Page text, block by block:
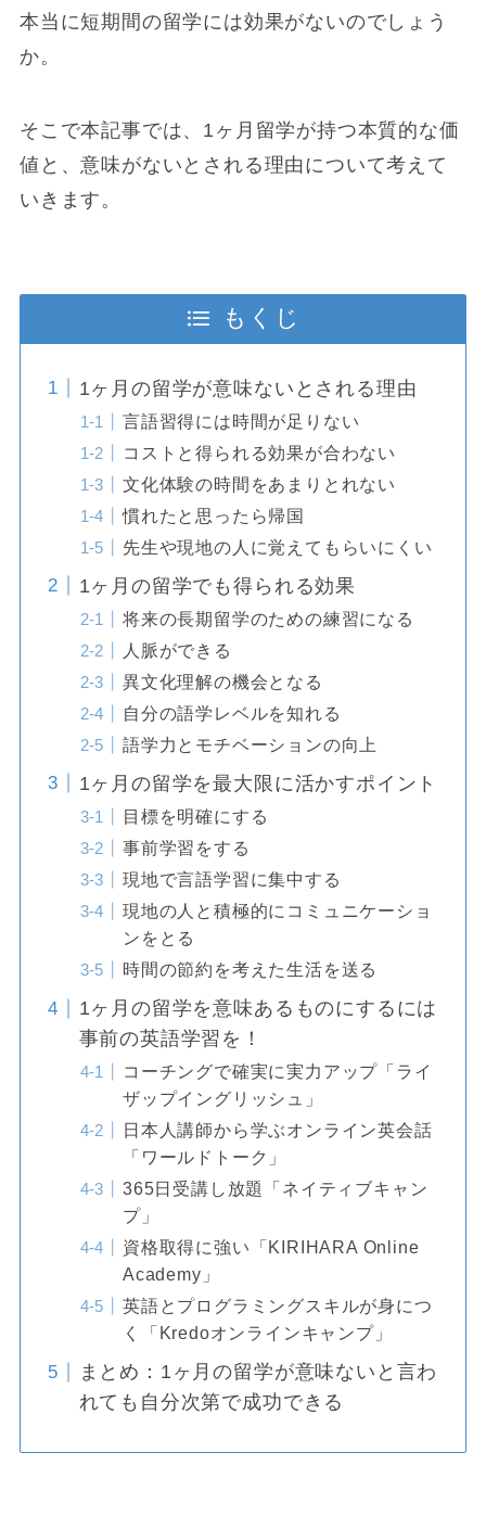
本当に短期間の留学には効果がないのでしょう
か。
そこで本記事では、1ヶ月留学が持つ本質的な価
値と、意味がないとされる理由について考えて
いきます。
もくじ
1ヶ月の留学が意味ないとされる理由
言語習得には時間が足りない
コストと得られる効果が合わない
文化体験の時間をあまりとれない
慣れたと思ったら帰国
先生や現地の人に覚えてもらいにくい
1ヶ月の留学でも得られる効果
将来の長期留学のための練習になる
人脈ができる
異文化理解の機会となる
自分の語学レベルを知れる
語学力とモチベーションの向上
1ヶ月の留学を最大限に活かすポイント
目標を明確にする
事前学習をする
現地で言語学習に集中する
現地の人と積極的にコミュニケーショ
ンをとる
時間の節約を考えた生活を送る
1ヶ月の留学を意味あるものにするには
事前の英語学習を！
コーチングで確実に実力アップ「ライ
ザップイングリッシュ」
日本人講師から学ぶオンライン英会話
「ワールドトーク」
365日受講し放題「ネイティブキャン
プ」
資格取得に強い「KIRIHARA Online
Academy」
英語とプログラミングスキルが身につ
く「Kredoオンラインキャンプ」
まとめ：1ヶ月の留学が意味ないと言わ
れても自分次第で成功できる